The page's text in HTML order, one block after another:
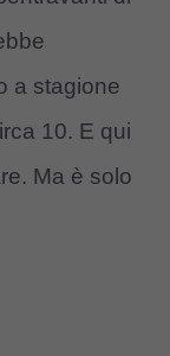
a stagione
10. E qui
Ma è solo